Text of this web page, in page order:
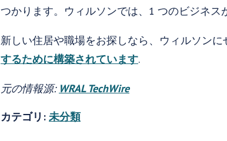
つかります。ウィルソンでは、1 つのビジネス
新しい住居や職場をお探しなら、ウィルソンに
するために構築されています.
元の情報源: WRAL TechWire
カテゴリ: 未分類